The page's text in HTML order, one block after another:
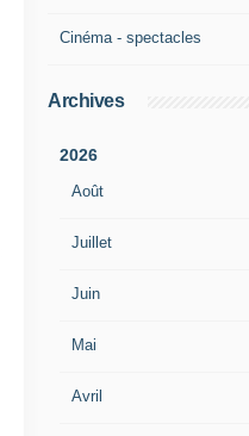
Cinéma - spectacles
Archives
2026
Août
Juillet
Juin
Mai
Avril